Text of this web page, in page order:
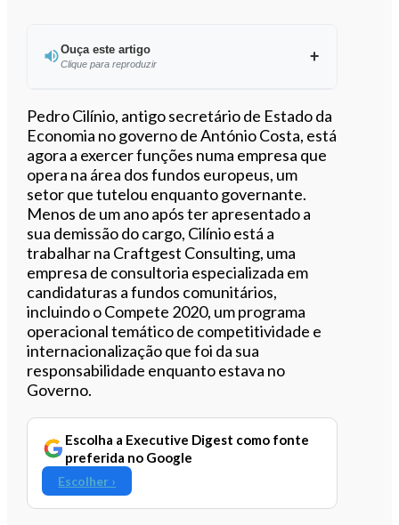
Ouça este artigo
Clique para reproduzir
Ouvir este artigo
Pedro Cilínio, antigo secretário de Estado da
Economia no governo de António Costa, está
agora a exercer funções numa empresa que
opera na área dos fundos europeus, um
setor que tutelou enquanto governante.
Menos de um ano após ter apresentado a
sua demissão do cargo, Cilínio está a
trabalhar na Craftgest Consulting, uma
empresa de consultoria especializada em
candidaturas a fundos comunitários,
incluindo o Compete 2020, um programa
operacional temático de competitividade e
internacionalização que foi da sua
responsabilidade enquanto estava no
Governo.
Escolha a Executive Digest como fonte
preferida no Google
Escolher ›